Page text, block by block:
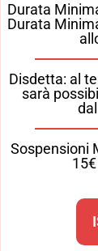
Durata
Durata
Disdetta: al
sarà
Sospensioni